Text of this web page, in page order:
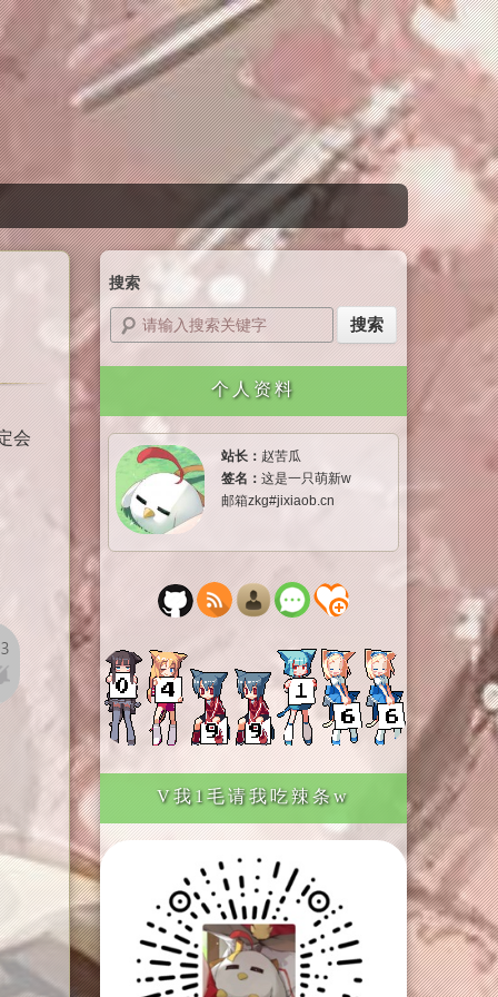
会
搜索
个人资料
站长： 赵苦瓜
签名： 这是一只萌新w
邮箱zkg#jixiaob.cn
V我1毛请我吃辣条w